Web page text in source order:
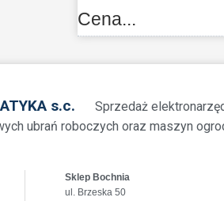
Cena...
s.c.
Sprzedaż
ubrań roboczych oraz maszyn
Sklep Bochnia
ul. Brzeska 50